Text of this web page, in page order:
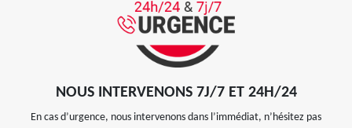
NOUS INTERVENONS 7J/7 ET 24H/24
En cas d’urgence, nous intervenons dans l’immédiat, n’hésitez pas